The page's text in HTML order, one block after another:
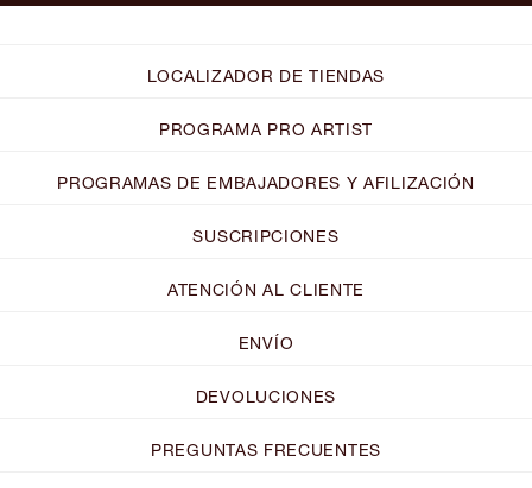
LOCALIZADOR DE TIENDAS
PROGRAMA PRO ARTIST
PROGRAMAS DE EMBAJADORES Y AFILIZACIÓN
SUSCRIPCIONES
ATENCIÓN AL CLIENTE
ENVÍO
DEVOLUCIONES
PREGUNTAS FRECUENTES